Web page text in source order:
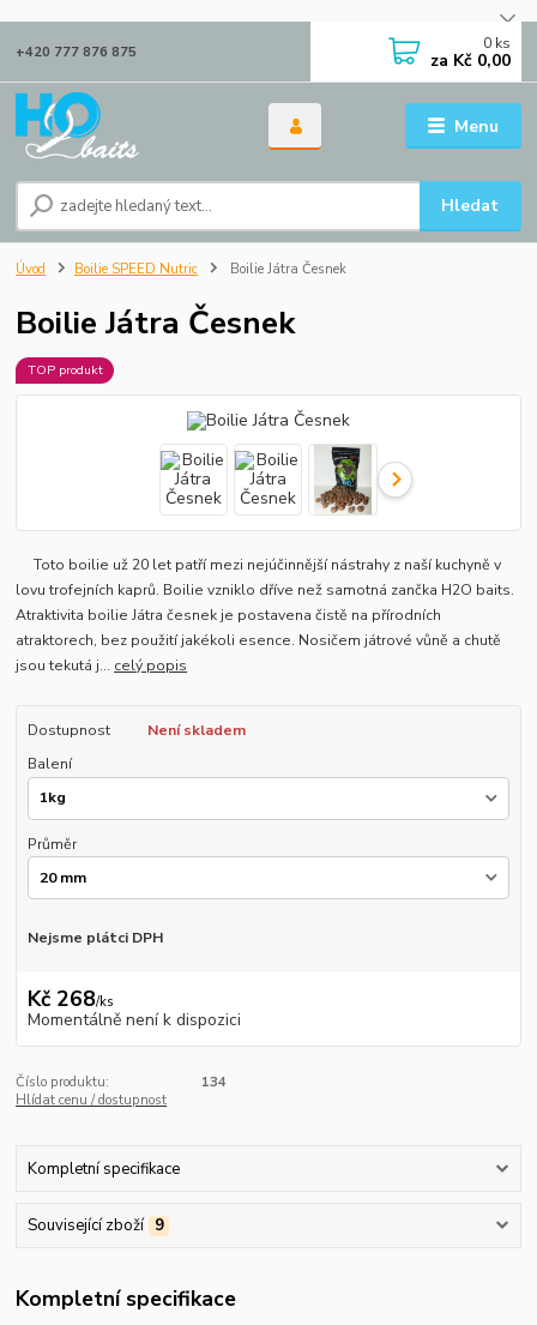
Menu
Hledat
+420 777 876 875 0 ks
za Kč 0,00
Úvod Boilie SPEED Nutric Boilie Játra Česnek
Boilie Játra Česnek
TOP produkt
Toto boilie už 20 let patří mezi nejúčinnější nástrahy z naší kuchyně v
lovu trofejních kaprů. Boilie vzniklo dříve než samotná zančka H2O baits.
Atraktivita boilie Játra česnek je postavena čistě na přírodních
atraktorech, bez použití jakékoli esence. Nosičem játrové vůně a chutě
jsou tekutá j... celý popis
Dostupnost
Není skladem
Balení
Průměr
Nejsme plátci DPH
Kč 268/ks
Momentálně není k dispozici
Číslo produktu:
134
Hlídat cenu / dostupnost
Kompletní specifikace
Související zboží 9
Kompletní specifikace